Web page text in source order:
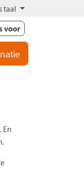
taal
voor
En